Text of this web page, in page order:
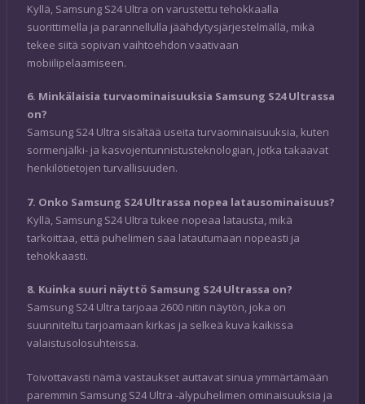
Kyllä, Samsung S24 Ultra on varustettu tehokkaalla
suorittimella ja parannellulla jäähdytysjärjestelmällä, mikä
tekee siitä sopivan vaihtoehdon vaativaan
mobiilipelaamiseen.
6. Minkälaisia turvaominaisuuksia Samsung S24 Ultrassa
on?
Samsung S24 Ultra sisältää useita turvaominaisuuksia, kuten
sormenjälki- ja kasvojentunnistusteknologian, jotka takaavat
henkilötietojen turvallisuuden.
7. Onko Samsung S24 Ultrassa nopea latausominaisuus?
Kyllä, Samsung S24 Ultra tukee nopeaa latausta, mikä
tarkoittaa, että puhelimen saa latautumaan nopeasti ja
tehokkaasti.
8. Kuinka suuri näyttö Samsung S24 Ultrassa on?
Samsung S24 Ultra tarjoaa 2600 nitin näytön, joka on
suunniteltu tarjoamaan kirkas ja selkeä kuva kaikissa
valaistusolosuhteissa.
Toivottavasti nämä vastaukset auttavat sinua ymmärtämään
paremmin Samsung S24 Ultra -älypuhelimen ominaisuuksia ja